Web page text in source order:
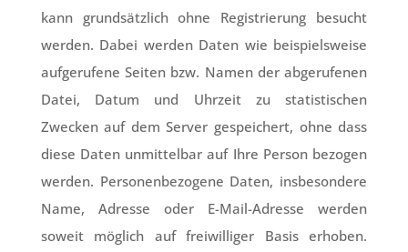
kann grundsätzlich ohne Registrierung besucht
werden. Dabei werden Daten wie beispielsweise
aufgerufene Seiten bzw. Namen der abgerufenen
Datei, Datum und Uhrzeit zu statistischen
Zwecken auf dem Server gespeichert, ohne dass
diese Daten unmittelbar auf Ihre Person bezogen
werden. Personenbezogene Daten, insbesondere
Name, Adresse oder E-Mail-Adresse werden
soweit möglich auf freiwilliger Basis erhoben.